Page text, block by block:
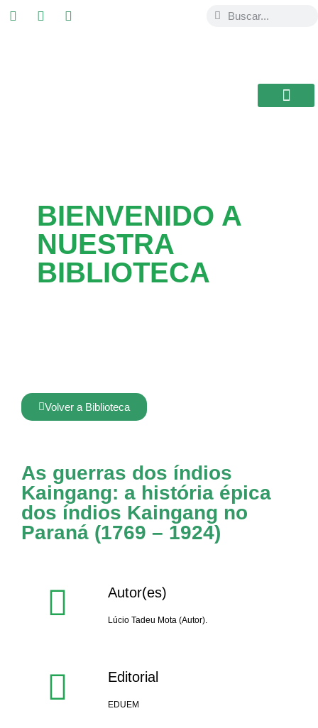
BIENVENIDO A
NUESTRA
BIBLIOTECA
Volver a Biblioteca
As guerras dos índios
Kaingang: a história épica
dos índios Kaingang no
Paraná (1769 – 1924)
Autor(es)
Lúcio Tadeu Mota (Autor).
Editorial
EDUEM